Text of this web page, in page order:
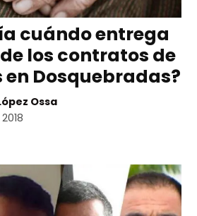
cuándo entrega
los contratos de
Dosquebradas?
Ossa